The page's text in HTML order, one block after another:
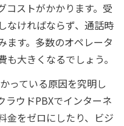
コストがかかります。受
なければならず、通話時
ます。多数のオペレータ
大きくなるでしょう。
っている原因を究明し
ラウドPBXでインターネ
金をゼロにしたり、ビジ